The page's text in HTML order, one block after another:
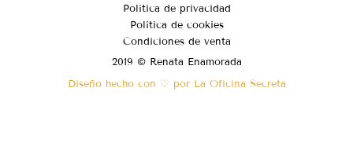
Política de privacidad
Política de cookies
Condiciones de venta
2019 © Renata Enamorada
Diseño hecho con ♡ por La Oficina Secreta